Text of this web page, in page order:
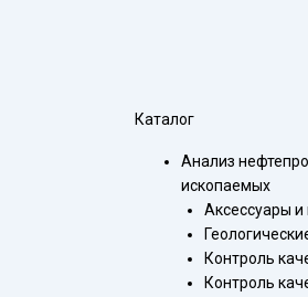
Каталог
Анализ
ископаемых
Аксессуары
Контроль
Контроль